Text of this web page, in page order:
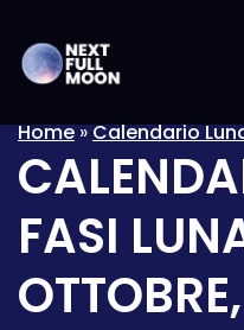
Home»Calendario
FASI